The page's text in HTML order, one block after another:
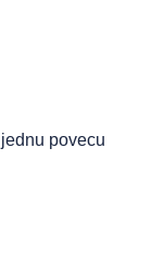
povecu